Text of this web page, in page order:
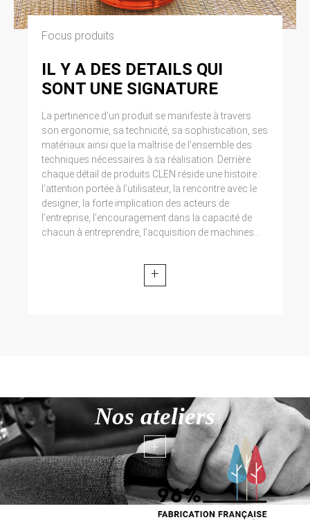
Focus produits
IL Y A DES DETAILS QUI
SONT UNE SIGNATURE
La pertinence d’un produit se manifeste à travers
son ergonomie, sa technicité, sa sophistication, ses
matériaux ainsi que la maîtrise de l’ensemble des
techniques nécessaires à sa réalisation. Derrière
chaque détail de produits CLEN réside une histoire :
l’attention portée à l’utilisateur, la rencontre avec le
designer, la forte implication des acteurs de
l’entreprise, l’encouragement dans la capacité de
chacun à entreprendre, l’acquisition de machines...
+
Nos ateliers
+